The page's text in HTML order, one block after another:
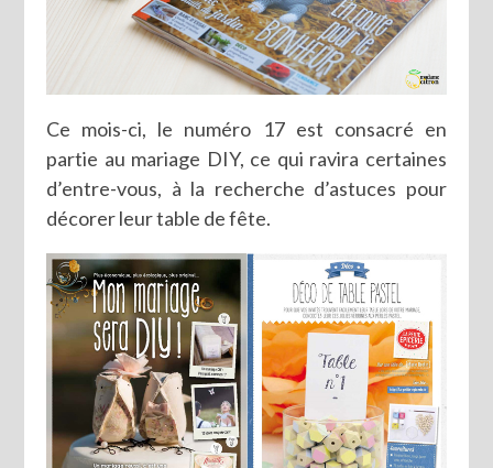
Ce mois-ci, le numéro 17 est consacré en
partie au mariage DIY, ce qui ravira certaines
d’entre-vous, à la recherche d’astuces pour
décorer leur table de fête.